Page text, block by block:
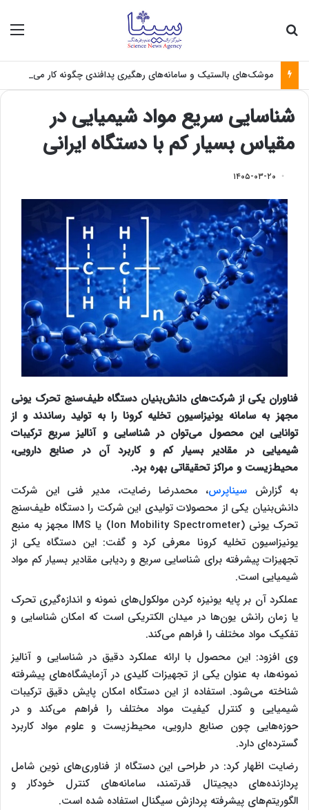
موشک‌های بالستیک و سامانه‌های رهگیری پدافندی چگونه کار می کنند؟
شناسایی سریع مواد شیمیایی در
مقیاس بسیار کم با دستگاه ایرانی
۱۴۰۵-۰۳-۲۰
فناوران یکی از شرکت‌های دانش‌بنیان دستگاه طیف‌سنج تحرک یونی
مجهز به سامانه یونیزاسیون تخلیه کرونا را به تولید رساندند و از
توانایی این محصول می‌توان در شناسایی و آنالیز سریع ترکیبات
شیمیایی در مقادیر بسیار کم و کاربرد آن در صنایع دارویی،
محیط‌زیست و مراکز تحقیقاتی بهره برد.
به گزارش سیناپرس، محمدرضا رضایت، مدیر فنی این شرکت
دانش‌بنیان یکی از محصولات تولیدی این شرکت را دستگاه طیف‌سنج
تحرک یونی (Ion Mobility Spectrometer) یا IMS مجهز به منبع
یونیزاسیون تخلیه کرونا معرفی کرد و گفت: این دستگاه یکی از
تجهیزات پیشرفته برای شناسایی سریع و ردیابی مقادیر بسیار کم مواد
شیمیایی است.
عملکرد آن بر پایه یونیزه کردن مولکول‌های نمونه و اندازه‌گیری تحرک
یا زمان رانش یون‌ها در میدان الکتریکی است که امکان شناسایی و
تفکیک مواد مختلف را فراهم می‌کند.
وی افزود: این محصول با ارائه عملکرد دقیق در شناسایی و آنالیز
نمونه‌ها، به عنوان یکی از تجهیزات کلیدی در آزمایشگاه‌های پیشرفته
شناخته می‌شود. استفاده از این دستگاه امکان پایش دقیق ترکیبات
شیمیایی و کنترل کیفیت مواد مختلف را فراهم می‌کند و در
حوزه‌هایی چون صنایع دارویی، محیط‌زیست و علوم مواد کاربرد
گسترده‌ای دارد.
رضایت اظهار کرد: در طراحی این دستگاه از فناوری‌های نوین شامل
پردازنده‌های دیجیتال قدرتمند، سامانه‌های کنترل خودکار و
الگوریتم‌های پیشرفته پردازش سیگنال استفاده شده است.